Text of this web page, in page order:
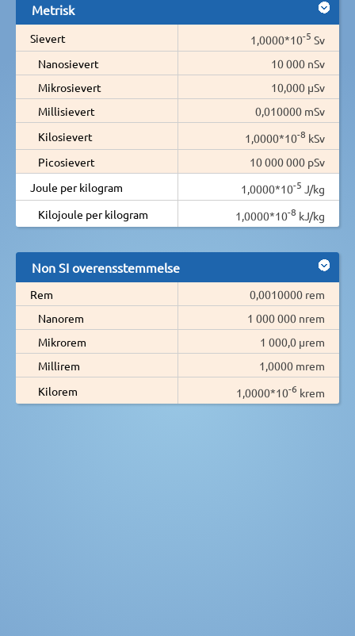
Metrisk
Sievert 1,0000*10-5 Sv
Nanosievert
10 000 nSv
Mikrosievert
10,000 µSv
Millisievert
0,010000 mSv
Kilosievert
1,0000*10-8 kSv
Picosievert
10 000 000 pSv
Joule per kilogram
1,0000*10-5 J/kg
Kilojoule per kilogram
1,0000*10-8 kJ/kg
Non SI overensstemmelse
Rem
0,0010000 rem
Nanorem
1 000 000 nrem
Mikrorem
1 000,0 µrem
Millirem
1,0000 mrem
Kilorem
1,0000*10-6 krem